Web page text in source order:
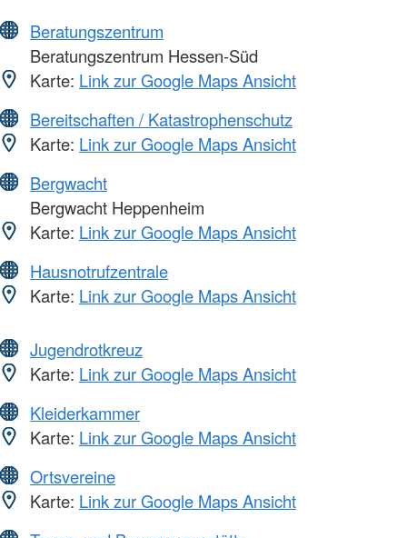
Beratungszentrum
Beratungszentrum Hessen-Süd
Karte: Link zur Google Maps Ansicht
Bereitschaften / Katastrophenschutz
Karte: Link zur Google Maps Ansicht
Bergwacht
Bergwacht Heppenheim
Karte: Link zur Google Maps Ansicht
Hausnotrufzentrale
Karte: Link zur Google Maps Ansicht
Jugendrotkreuz
Karte: Link zur Google Maps Ansicht
Kleiderkammer
Karte: Link zur Google Maps Ansicht
Ortsvereine
Karte: Link zur Google Maps Ansicht